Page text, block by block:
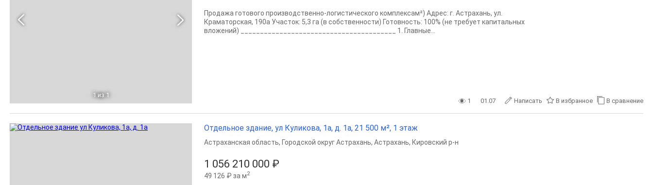
1 из 1
Продажа готового производственно-логистического комплексам²) Адрес: г. Астрахань, ул.
Краматорская, 190а Участок: 5,3 га (в собственности) Готовность: 100% (не требует капитальных
вложений) ________________________________________ 1. Главные...
1 01.07 Написать В избранное В сравнение
Отдельное здание, ул Куликова, 1а, д. 1а, 21 500 м², 1 этаж
1 056 210 000 ₽
49 126 ₽ за м2
Астраханская область, Городской округ Астрахань, Астрахань, Кировский р-н